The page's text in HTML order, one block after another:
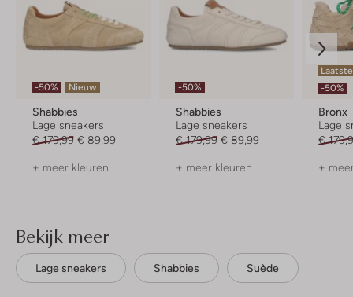
-50% Nieuw
Shabbies
Lage sneakers
€ 179,99 € 89,99
+ meer kleuren
-50%
Shabbies
Lage sneakers
€ 179,99 € 89,99
+ meer kleuren
-50%
Bronx
Lage
€
+
Bekijk meer
Lage sneakers Shabbies Suède